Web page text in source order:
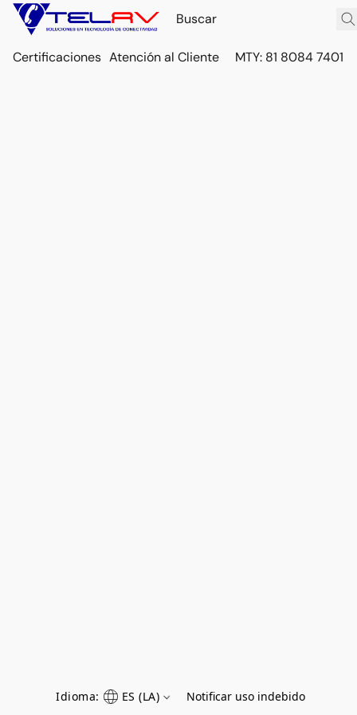
Certificaciones Atención al Cliente MTY: 81 8084 7401
Idioma: ES (LA) Notificar uso indebido